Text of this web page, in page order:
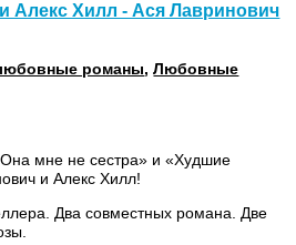
Алекс Хилл - Ася Лавринович
романы,Любовные
мне не сестра» и «Худшие
и Алекс Хилл!
Два совместных романа. Две